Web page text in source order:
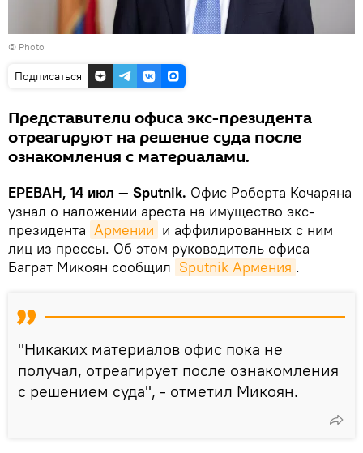
© Photo
Подписаться
Представители офиса экс-президента
отреагируют на решение суда после
ознакомления с материалами.
ЕРЕВАН, 14 июл — Sputnik. Офис Роберта Кочаряна
узнал о наложении ареста на имущество экс-
президента Армении и аффилированных с ним
лиц из прессы. Об этом руководитель офиса
Баграт Микоян сообщил Sputnik Армения .
"Никаких материалов офис пока не
получал, отреагирует после ознакомления
с решением суда", - отметил Микоян.